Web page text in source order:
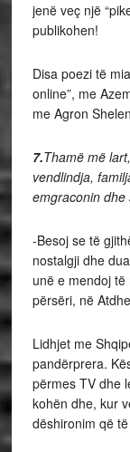
jenë veç një
publikohen!
Disa poezi të
online”, me
me Agron
7.Thamë më
vendlindja,
emgraconin dhe
-Besoj se të
nostalgji dhe
unë e mendoj
përsëri, në
Lidhjet me
pandërprera.
përmes TV dhe
kohën dhe, kur
dëshironim që